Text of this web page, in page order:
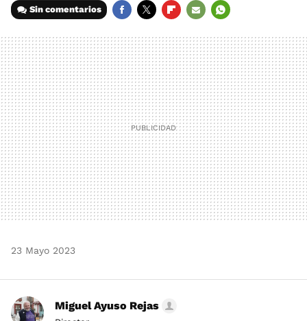
Sin comentarios
MAIL
23 Mayo 2023
Miguel Ayuso Rejas